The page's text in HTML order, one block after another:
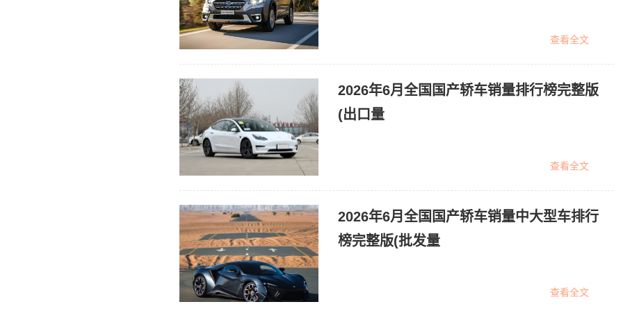
查看全文
2026年6月全国国产轿车销量排行榜完整版
(出口量
查看全文
2026年6月全国国产轿车销量中大型车排行
榜完整版(批发量
查看全文